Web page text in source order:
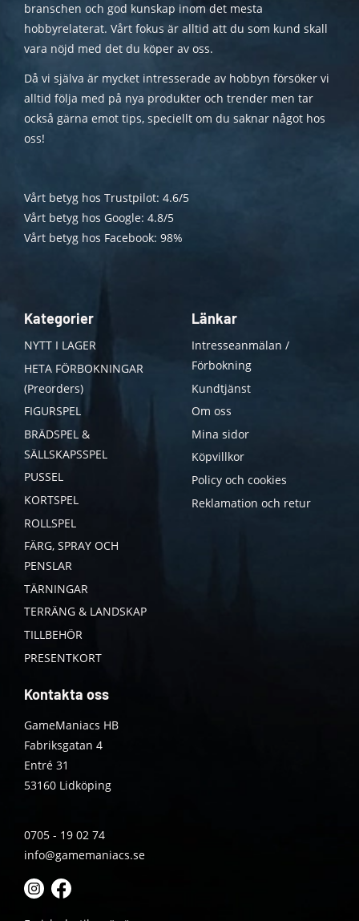
branschen och god kunskap inom det mesta
hobbyrelaterat. Vårt fokus är alltid att du som kund skall
vara nöjd med det du köper av oss.
Då vi själva är mycket intresserade av hobbyn försöker vi
alltid följa med på nya produkter och trender men tar
också gärna emot tips, speciellt om du saknar något hos
oss!
Vårt betyg hos Trustpilot: 4.6/5
Vårt betyg hos Google: 4.8/5
Vårt betyg hos Facebook: 98%
Kategorier
NYTT I LAGER
HETA FÖRBOKNINGAR
(Preorders)
FIGURSPEL
BRÄDSPEL &
SÄLLSKAPSSPEL
PUSSEL
KORTSPEL
ROLLSPEL
FÄRG, SPRAY OCH
PENSLAR
TÄRNINGAR
TERRÄNG & LANDSKAP
TILLBEHÖR
PRESENTKORT
Länkar
Intresseanmälan /
Förbokning
Kundtjänst
Om oss
Mina sidor
Köpvillkor
Policy och cookies
Reklamation och retur
Kontakta oss
GameManiacs HB
Fabriksgatan 4
Entré 31
53160 Lidköping
0705 - 19 02 74
info@gamemaniacs.se